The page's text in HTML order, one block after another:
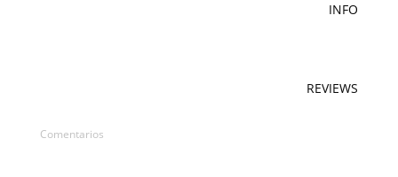
INFO
REVIEWS
Comentarios